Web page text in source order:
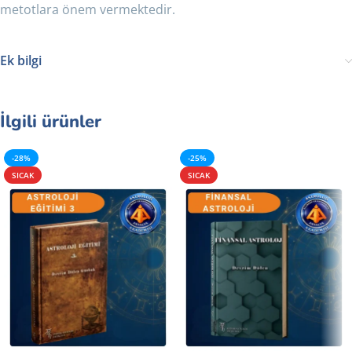
metotlara önem vermektedir.
Ek bilgi
İlgili ürünler
-28%
SICAK
-25%
SICAK